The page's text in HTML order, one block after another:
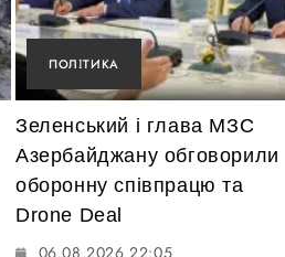
ПОЛІТИКА
Зеленський і глава МЗС
Азербайджану обговорили
оборонну співпрацю та
Drone Deal